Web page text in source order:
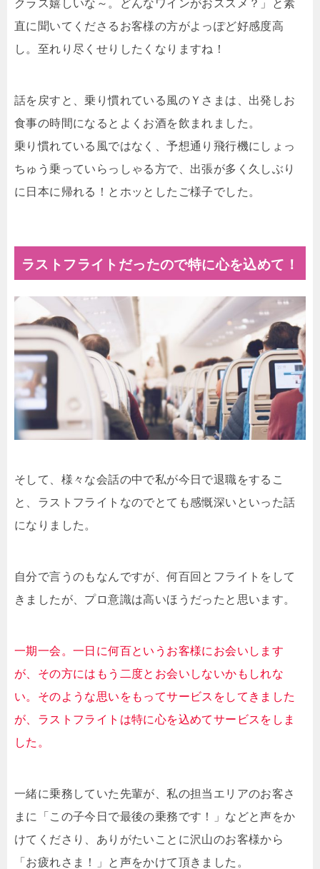
クラス嬉しいな～。どんなワインがおススメ？」と素
直に聞いてくださるお客様の方がよっぽど好感度高
し。至れり尽くせりしたくなりますね！
話を戻すと、乗り慣れている風のＹさまは、出発しお
食事の時間になるとよくお酒を飲まれました。
乗り慣れている風ではなく、予想通り飛行機にしょっ
ちゅう乗っていらっしゃる方で、出張が多く久しぶり
に日本に帰れる！とホッとしたご様子でした。
ラストフライトだったので特に心を込めて！
そして、様々な会話の中で私が今日で退職をするこ
と、ラストフライトなのでとても感慨深いといった話
になりました。
自分で言うのもなんですが、何百回とフライトをして
きましたが、プロ意識は高いほうだったと思います。
一期一会。一日に何百というお客様にお会いします
が、その方にはもう二度とお会いしないかもしれな
い。そのような思いをもってサービスをしてきました
が、ラストフライトは特に心を込めてサービスをしま
した。
一緒に乗務していた先輩が、私の担当エリアのお客さ
まに「この子今日で最後の乗務です！」などと声をか
けてくださり、ありがたいことに沢山のお客様から
「お疲れさま！」と声をかけて頂きました。